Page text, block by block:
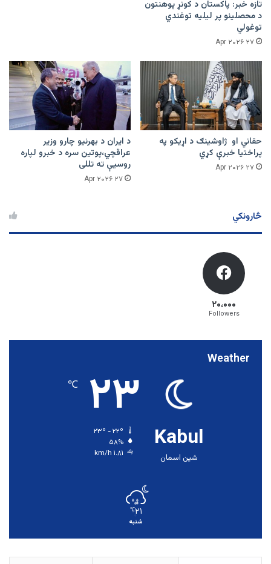
تازه خبر: پاکستان د کونړ پوهنتون
د محصلینو پر لیلیه توغندي
توغولي
۲۷ Apr ۲۰۲۶
حقاني او ژاوشینګ د اړیکو په
پراختیا خبرې کړي
۲۷ Apr ۲۰۲۶
د ایران د بهرنیو چارو وزیر
عراقچي،پوتین سره د خبرو لپاره
روسیې ته تللی
۲۷ Apr ۲۰۲۶
څارونکي
۲۰،۰۰۰
Followers
Weather
Kabul
شین اسمان
۲۳ ℃
۵۸%
۱.۸۱ km/h
۲۱℃
شنبه